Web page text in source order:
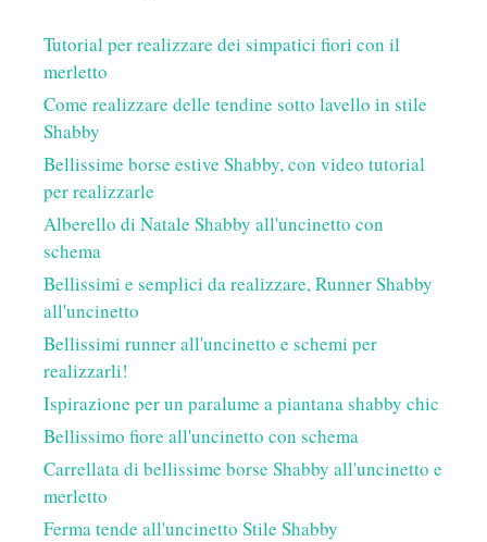
Tutorial per realizzare dei simpatici fiori con il
merletto
Come realizzare delle tendine sotto lavello in stile
Shabby
Bellissime borse estive Shabby, con video tutorial
per realizzarle
Alberello di Natale Shabby all'uncinetto con
schema
Bellissimi e semplici da realizzare, Runner Shabby
all'uncinetto
Bellissimi runner all'uncinetto e schemi per
realizzarli!
Ispirazione per un paralume a piantana shabby chic
Bellissimo fiore all'uncinetto con schema
Carrellata di bellissime borse Shabby all'uncinetto e
merletto
Ferma tende all'uncinetto Stile Shabby